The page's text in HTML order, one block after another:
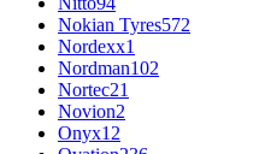
Nokian Tyres572
Nordexx1
Nordman102
Nortec21
Novion2
Onyx12